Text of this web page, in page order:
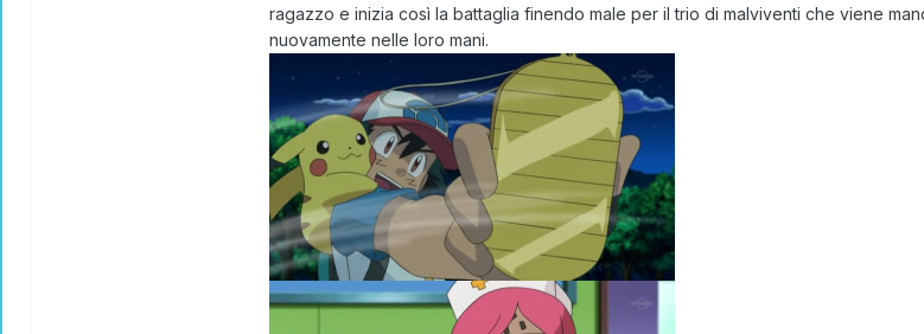
ragazzo e inizia così la battaglia finendo male per il trio di malviventi che viene
nuovamente nelle loro mani.